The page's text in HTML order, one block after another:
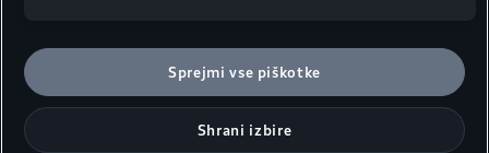
Sprejmi vse piškotke
Shrani izbire